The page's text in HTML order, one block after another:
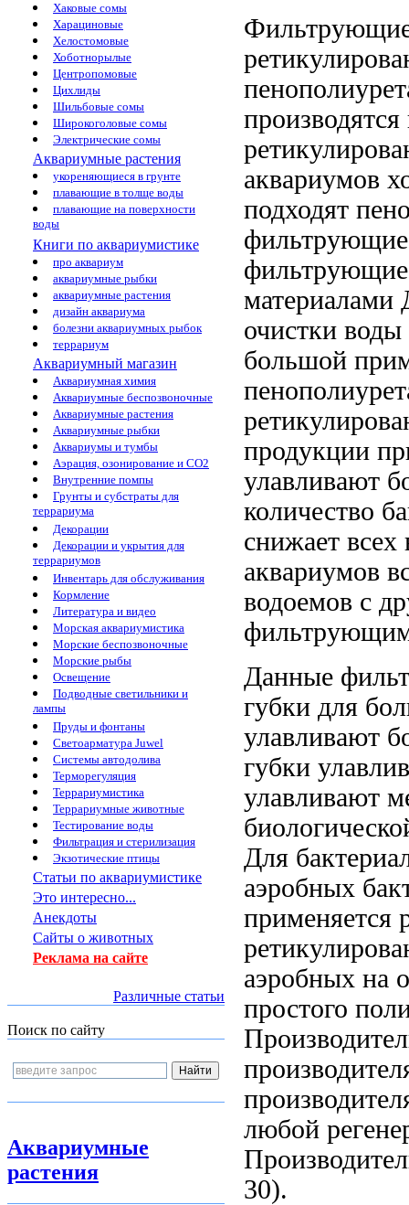
Хаковые сомы
Харациновые
Хелостомовые
Хоботнорылые
Центропомовые
Цихлиды
Шильбовые сомы
Широкоголовые сомы
Электрические сомы
Аквариумные растения
укореняющиеся в грунте
плавающие в толще воды
плавающие на поверхности
воды
Книги по аквариумистике
про аквариум
аквариумные рыбки
аквариумные растения
дизайн аквариума
болезни аквариумных рыбок
террариум
Аквариумный магазин
Аквариумная химия
Аквариумные беспозвоночные
Аквариумные растения
Аквариумные рыбки
Аквариумы и тумбы
Аэрация, озонирование и CO2
Внутренние помпы
Грунты и субстраты для
террариума
Декорации
Декорации и укрытия для
террариумов
Инвентарь для обслуживания
Кормление
Литература и видео
Морская аквариумистика
Морские беспозвоночные
Морские рыбы
Освещение
Подводные светильники и
лампы
Пруды и фонтаны
Светоарматура Juwel
Системы автодолива
Терморегуляция
Террариумистика
Террариумные животные
Тестирование воды
Фильтрация и стерилизация
Экзотические птицы
Статьи по аквариумистике
Это интересно...
Анекдоты
Сайты о животных
Реклама на сайте
Различные статьи
Поиск по сайту
Аквариумные
растения
производятся
аквариумов
подходят
фильтрующие
материалами
очистки воды
большой
продукции
улавливают
количество
снижает всех
аквариумов
водоемов с
Данные
губки для
улавливают
губки
улавливают
Для
аэробных
применяется
аэробных на
простого
любой
30).